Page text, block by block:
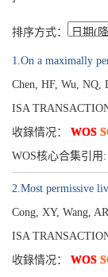
排序方式：
1.On a maximally
Chen, HF, Wu, NQ,
ISA
收錄情况： WOS
WOS核心合集引用:
2.Most permissive
Cong, XY, Wang,
ISA
收錄情况： WOS